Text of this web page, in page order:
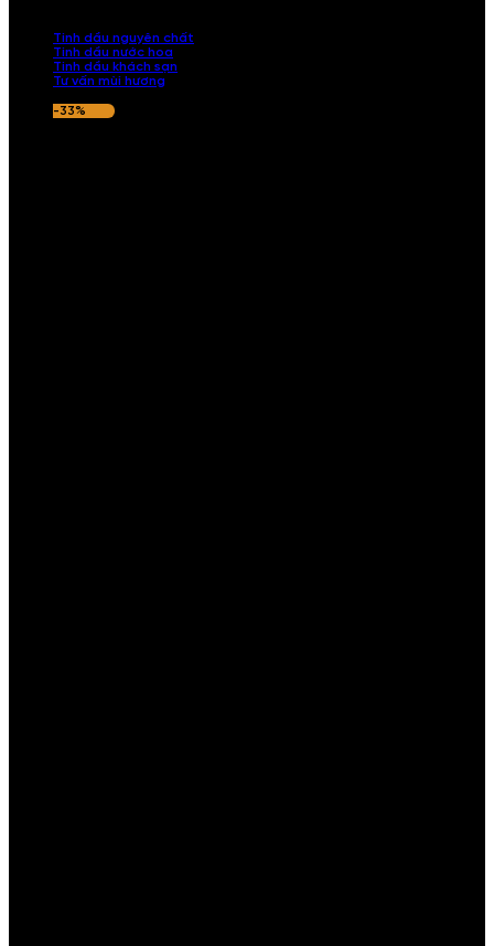
Tinh dầu nguyên chất
Tinh dầu nước hoa
Tinh dầu khách sạn
Tư vấn mùi hương
-33%